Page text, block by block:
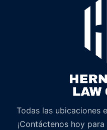
Todas las ubicaciones
¡Contáctenos hoy